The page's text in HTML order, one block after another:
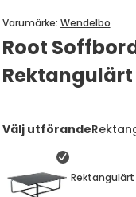
Root
Rektangulärt
Varumärke: Wendelbo
Välj utförande